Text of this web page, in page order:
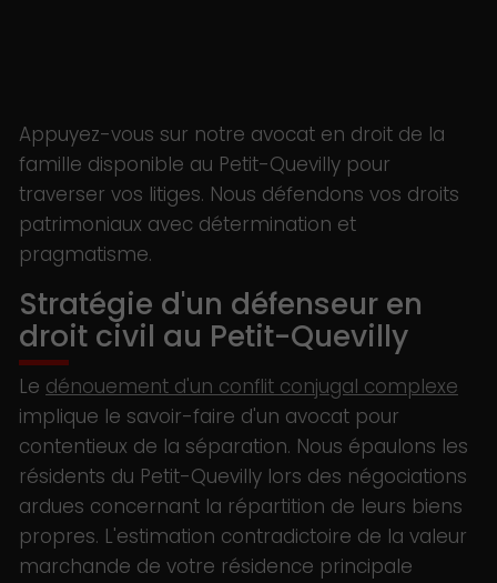
Appuyez-vous sur notre avocat en droit de la
famille disponible au Petit-Quevilly pour
traverser vos litiges. Nous défendons vos droits
patrimoniaux avec détermination et
pragmatisme.
Stratégie d'un défenseur en
droit civil au Petit-Quevilly
Le dénouement d'un conflit conjugal complexe
implique le savoir-faire d'un avocat pour
contentieux de la séparation. Nous épaulons les
résidents du Petit-Quevilly lors des négociations
ardues concernant la répartition de leurs biens
propres. L'estimation contradictoire de la valeur
marchande de votre résidence principale